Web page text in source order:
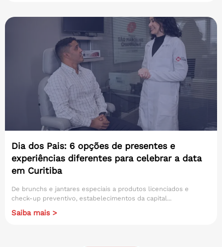
Dia dos Pais: 6 opções de presentes e
experiências diferentes para celebrar a data
em Curitiba
De brunchs e jantares especiais a produtos licenciados e
check-up preventivo, estabelecimentos da capital...
Saiba mais >